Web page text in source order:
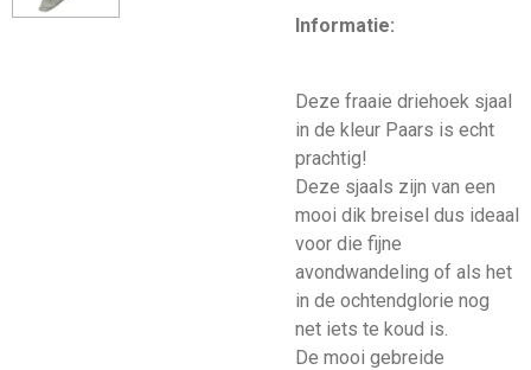
Informatie:
Deze fraaie driehoek sjaal
in de kleur Paars is echt
prachtig!
Deze sjaals zijn van een
mooi dik breisel dus ideaal
voor die fijne
avondwandeling of als het
in de ochtendglorie nog
net iets te koud is.
De mooi gebreide